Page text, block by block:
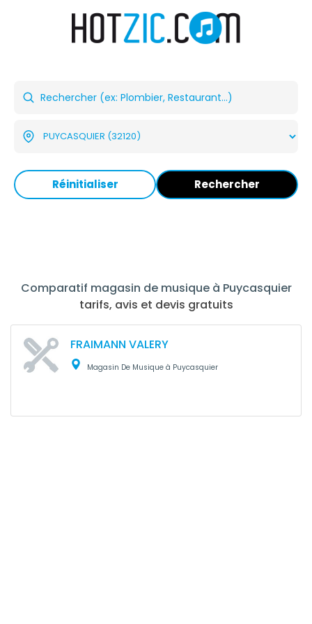
Réinitialiser Rechercher
Comparatif magasin de musique à Puycasquier
tarifs, avis et devis gratuits
FRAIMANN VALERY
Magasin De Musique à Puycasquier